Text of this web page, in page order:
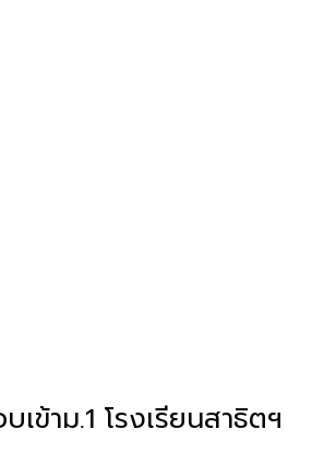
เข้าม.1 โรงเรียนสาธิตฯ